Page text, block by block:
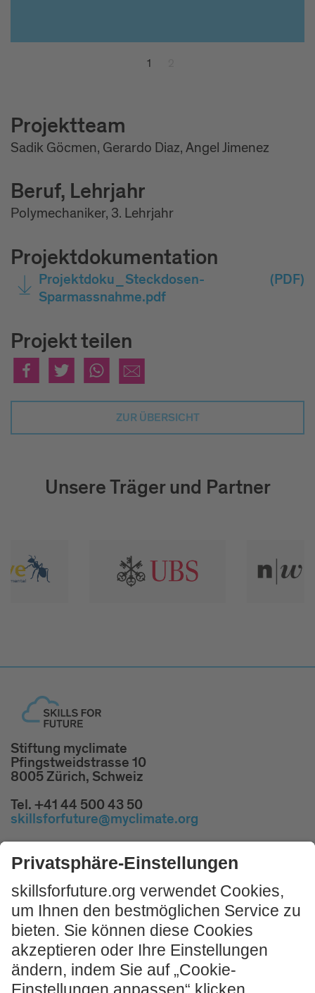
1
Projektteam
Sadik Göcmen, Gerardo Diaz, Angel Jimenez
Beruf, Lehrjahr
Polymechaniker, 3. Lehrjahr
Projektdokumentation
Projektdoku_Steckdosen-
Sparmassnahme.pdf
(PDF)
Projekt teilen
ZUR ÜBERSICHT
Unsere Träger und Partner
Stiftung myclimate
Pfingstweidstrasse 10
8005 Zürich, Schweiz
Tel. +41 44 500 43 50
skillsforfuture@myclimate.org
Impulsworkshop buchen!
JETZT MITMACHEN